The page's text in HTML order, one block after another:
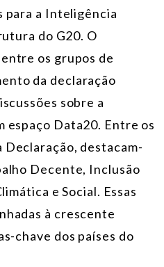
para a Inteligência
do G20. O
os grupos de
da declaração
sobre a
espaço Data20. Entre os
destacam-
Decente, Inclusão
e Social. Essas
à crescente
chave dos países do